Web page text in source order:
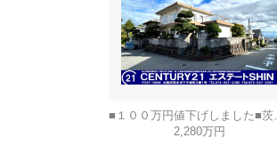
2,280万円